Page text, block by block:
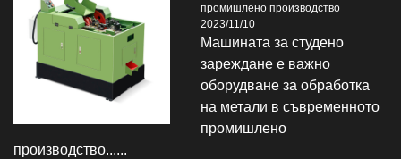
промишлено производство
2023/11/10
Машината за студено
зареждане е важно
оборудване за обработка
на метали в съвременното
промишлено
производство......